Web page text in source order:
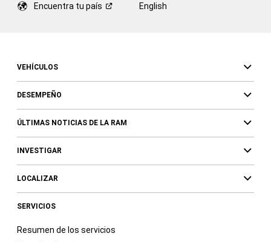
Encuentra tu país English
VEHÍCULOS
DESEMPEÑO
ÚLTIMAS NOTICIAS DE LA RAM
INVESTIGAR
LOCALIZAR
SERVICIOS
Resumen de los servicios